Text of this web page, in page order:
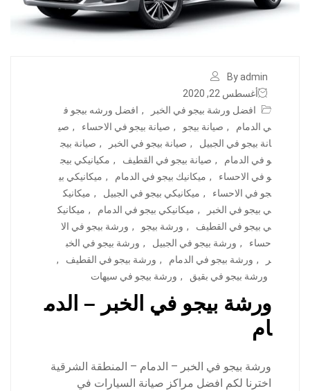
By admin
أغسطس 22, 2020
افضل ورشة بيجو في الخبر
, افضل ورشه بيجو ف
ي الدمام
, صيانة بيجو , صيانة بيجو في الاحساء , صي
انة بيجو في الجبيل
, صيانة بيجو في الخبر , صيانة بيج
و في الدمام
, صيانة بيجو في القطيف , مكيانيكي بيج
و في الاحساء
, ميكانيك بيجو في الدمام , ميكانيكي بي
جو في الاحساء
, ميكانيكي بيجو في الجبيل , ميكانيك
ي بيجو في الخبر
, ميكانيكي بيجو في الدمام , ميكانيك
ي بيجو في القطيف
, ورشة بيجو , ورشة بيجو في الا
حساء
, ورشة بيجو في الجبيل , ورشة بيجو في الخب
ر
, ورشة بيجو في الدمام , ورشة بيجو في القطيف
,
ورشة بيجو في بقيق
, ورشة بيجو في سيهات
ورشة بيجو في الخبر – الدم
ام
ورشة بيجو في الخبر – الدمام – المنطقة الشرقية
اخترنا لكم افضل مراكز صيانة السيارات في